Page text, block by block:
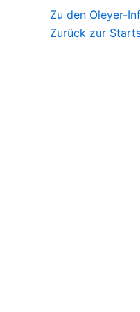
Zu den Oleyer-
Zurück zur